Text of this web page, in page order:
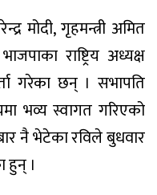
मोदी, गृहमन्त्री अमित
राष्ट्रिय अध्यक्ष
गरेका छन् । सभापति
भव्य स्वागत गरिएको
नै भेटेका रविले बुधवार
हुन् ।